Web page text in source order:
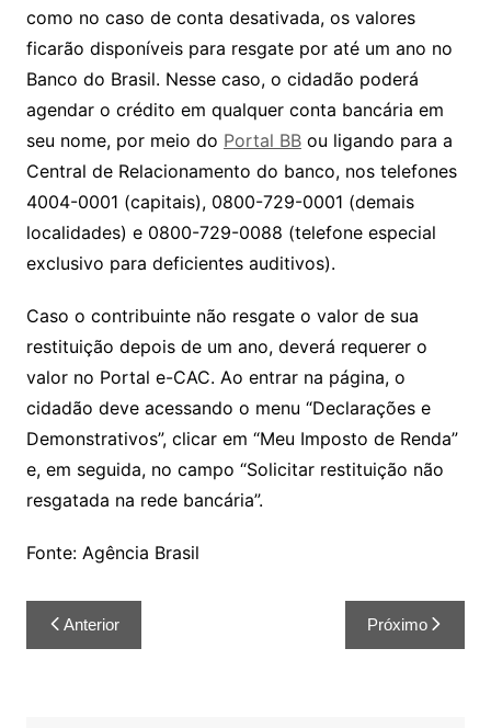
como no caso de conta desativada, os valores
ficarão disponíveis para resgate por até um ano no
Banco do Brasil. Nesse caso, o cidadão poderá
agendar o crédito em qualquer conta bancária em
seu nome, por meio do Portal BBou ligando para a
Central de Relacionamento do banco, nos telefones
4004-0001 (capitais), 0800-729-0001 (demais
localidades) e 0800-729-0088 (telefone especial
exclusivo para deficientes auditivos).
Caso o contribuinte não resgate o valor de sua
restituição depois de um ano, deverá requerer o
valor no Portal e-CAC. Ao entrar na página, o
cidadão deve acessando o menu “Declarações e
Demonstrativos”, clicar em “Meu Imposto de Renda”
e, em seguida, no campo “Solicitar restituição não
resgatada na rede bancária”.
Fonte: Agência Brasil
Anterior Próximo